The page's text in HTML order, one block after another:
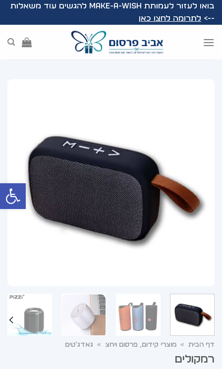
פתח
Skip
to
בואו לעזור לעמותת Make-A-Wish להגשים עוד משאלות
--> לתרומה לחצו כאן
דף הבית » מוצרי קידום, פרסום ויחצ » גאדג'טים
רמקולים